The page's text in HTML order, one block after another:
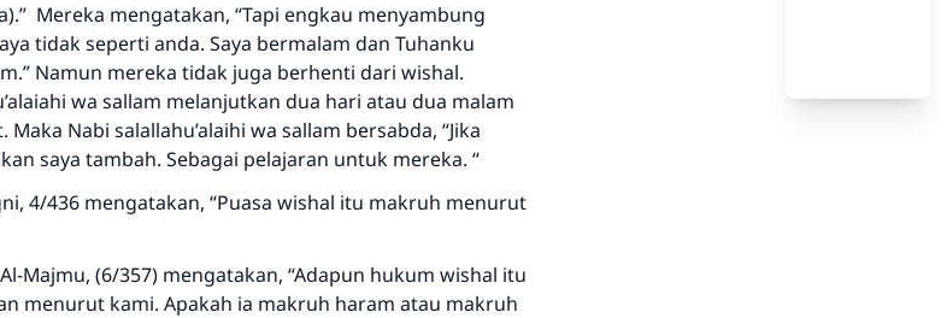
Mereka mengatakan, “Tapi engkau menyambung
tidak seperti anda. Saya bermalam dan Tuhanku
Namun mereka tidak juga berhenti dari wishal.
wa sallam melanjutkan dua hari atau dua malam
Nabi salallahu’alaihi wa sallam bersabda, “Jika
saya tambah. Sebagai pelajaran untuk mereka. “
4/436 mengatakan, “Puasa wishal itu makruh menurut
Majmu, (6/357) mengatakan, “Adapun hukum wishal itu
menurut kami. Apakah ia makruh haram atau makruh
memberikan jawaban untuk umat
Rasulullah ﷺ bersabda
suatu kebaikan, meka dia akan
pahala yang sama dengan orang yang
melakukannya"
MUSLIM, 1893
Saham